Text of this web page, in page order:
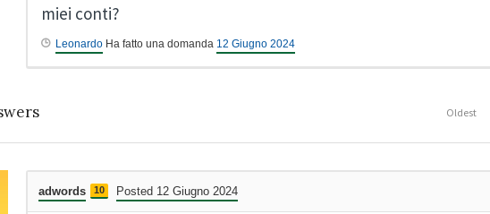
miei conti?
Leonardo Ha fatto una domanda 12 Giugno 2024
Oldest
adwords 10 Posted 12 Giugno 2024